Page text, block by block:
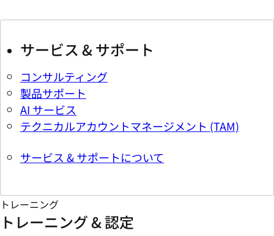
サービス & サポート
コンサルティング
製品サポート
AI サービス
テクニカルアカウントマネージメント (TAM)
サービス & サポートについて
トレーニング
トレーニング & 認定